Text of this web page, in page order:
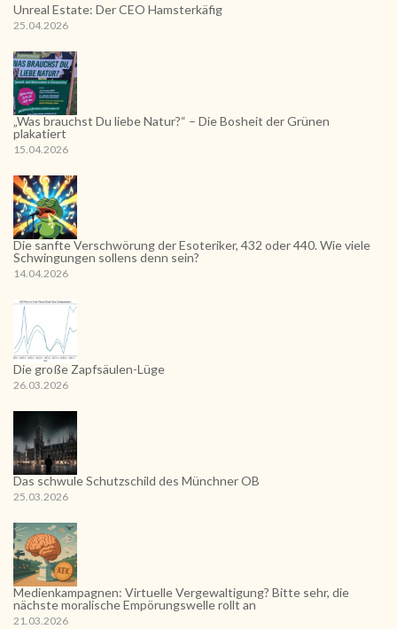
Unreal Estate: Der CEO Hamsterkäfig
25.04.2026
„Was brauchst Du liebe Natur?“ – Die Bosheit der Grünen
plakatiert
15.04.2026
Die sanfte Verschwörung der Esoteriker, 432 oder 440. Wie viele
Schwingungen sollens denn sein?
14.04.2026
Die große Zapfsäulen-Lüge
26.03.2026
Das schwule Schutzschild des Münchner OB
25.03.2026
Medienkampagnen: Virtuelle Vergewaltigung? Bitte sehr, die
nächste moralische Empörungswelle rollt an
21.03.2026